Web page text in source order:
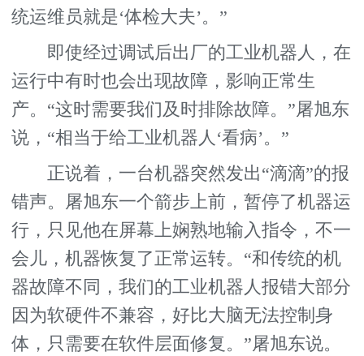
统运维员就是‘体检大夫’。”
即使经过调试后出厂的工业机器人，在
运行中有时也会出现故障，影响正常生
产。“这时需要我们及时排除故障。”屠旭东
说，“相当于给工业机器人‘看病’。”
正说着，一台机器突然发出“滴滴”的报
错声。屠旭东一个箭步上前，暂停了机器运
行，只见他在屏幕上娴熟地输入指令，不一
会儿，机器恢复了正常运转。“和传统的机
器故障不同，我们的工业机器人报错大部分
因为软硬件不兼容，好比大脑无法控制身
体，只需要在软件层面修复。”屠旭东说。